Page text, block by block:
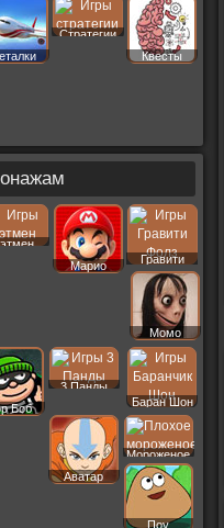
Стратегии
Квесты
Марио
Гравити
Фолз
Момо
Боб
3 Панды
Баран Шон
Аватар
Мороженое
Поу